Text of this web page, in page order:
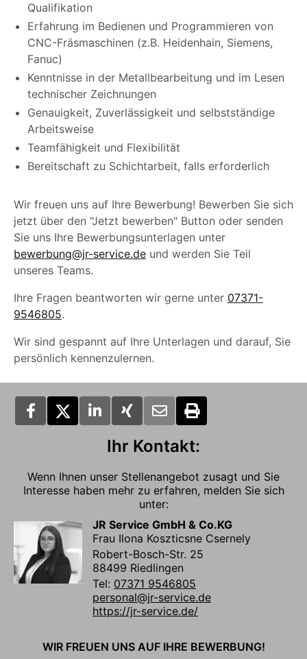
Qualifikation
Erfahrung im Bedienen und Programmieren von
CNC-Fräsmaschinen (z.B. Heidenhain, Siemens,
Fanuc)
Kenntnisse in der Metallbearbeitung und im Lesen
technischer Zeichnungen
Genauigkeit, Zuverlässigkeit und selbstständige
Arbeitsweise
Teamfähigkeit und Flexibilität
Bereitschaft zu Schichtarbeit, falls erforderlich
Wir freuen uns auf Ihre Bewerbung! Bewerben Sie sich
jetzt über den "Jetzt bewerben" Button oder senden
Sie uns Ihre Bewerbungsunterlagen unter
bewerbung@jr-service.de und werden Sie Teil
unseres Teams.
Ihre Fragen beantworten wir gerne unter 07371-
9546805.
Wir sind gespannt auf Ihre Unterlagen und darauf, Sie
persönlich kennenzulernen.
Ihr Kontakt:
Wenn Ihnen unser Stellenangebot zusagt und Sie
Interesse haben mehr zu erfahren, melden Sie sich
unter:
JR Service GmbH & Co.KG
Frau Ilona Koszticsne Csernely
Robert-Bosch-Str. 25
88499 Riedlingen
Tel: 07371 9546805
personal@jr-service.de
https://jr-service.de/
WIR FREUEN UNS AUF IHRE BEWERBUNG!